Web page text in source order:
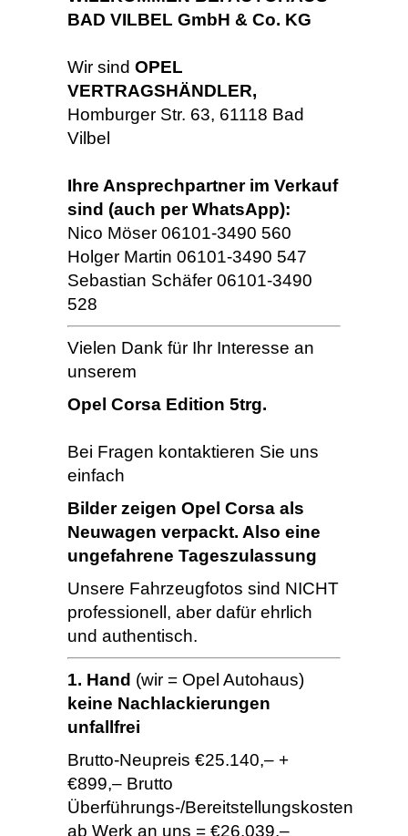
BAD VILBEL GmbH & Co. KG
Wir sind OPEL
VERTRAGSHÄNDLER,
Homburger Str. 63, 61118 Bad
Vilbel
Ihre Ansprechpartner im Verkauf
sind (auch per WhatsApp):
Nico Möser 06101-3490 560
Holger Martin 06101-3490 547
Sebastian Schäfer 06101-3490
528
Vielen Dank für Ihr Interesse an
unserem
Opel Corsa Edition 5trg.
Bei Fragen kontaktieren Sie uns
einfach
Bilder zeigen Opel Corsa als
Neuwagen verpackt. Also eine
ungefahrene Tageszulassung
Unsere Fahrzeugfotos sind NICHT
professionell, aber dafür ehrlich
und authentisch.
1. Hand (wir = Opel Autohaus)
keine Nachlackierungen
unfallfrei
Brutto-Neupreis €25.140,– +
€899,– Brutto
Überführungs-/Bereitstellungskosten
ab Werk an uns = €26.039,–